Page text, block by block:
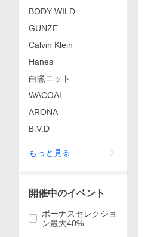
BODY WILD
GUNZE
Calvin Klein
Hanes
白鷺ニット
WACOAL
ARONA
B.V.D
もっと見る
開催中のイベント
ボーナスセレクショ
ン最大40%